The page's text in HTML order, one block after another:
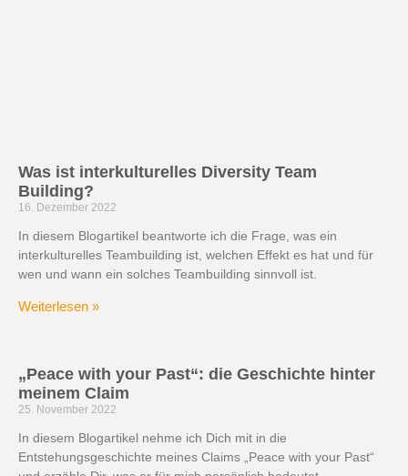
Was ist interkulturelles Diversity Team
Building?
16. Dezember 2022
In diesem Blogartikel beantworte ich die Frage, was ein
interkulturelles Teambuilding ist, welchen Effekt es hat und für
wen und wann ein solches Teambuilding sinnvoll ist.
Weiterlesen »
„Peace with your Past“: die Geschichte hinter
meinem Claim
25. November 2022
In diesem Blogartikel nehme ich Dich mit in die
Entstehungsgeschichte meines Claims „Peace with your Past“